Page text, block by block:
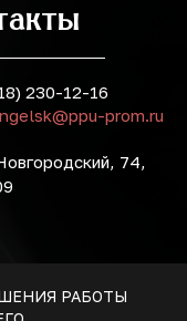
230-12-16
prom.ru
74,
2026.
БЕЗ
РАБОТЫ